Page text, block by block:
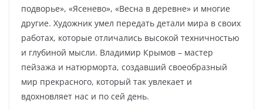
подворье», «Ясенево», «Весна в деревне» и многие
другие. Художник умел передать детали мира в своих
работах, которые отличались высокой техничностью
и глубиной мысли. Владимир Крымов – мастер
пейзажа и натюрморта, создавший своеобразный
мир прекрасного, который так увлекает и
вдохновляет нас и по сей день.